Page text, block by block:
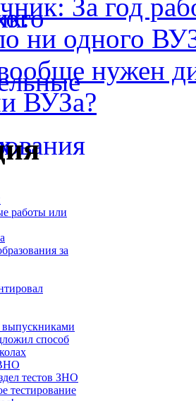
За год
ни одного
нужен
ВУЗа?
работы или
за
выпускниками
способ
тестов ЗНО
тестирование